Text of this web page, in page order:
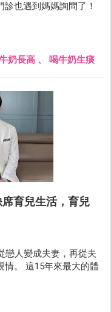
也遇到媽媽詢問了！
奶長高 、 喝牛奶生痰
育兒生活，育兒
戀人變成夫妻，再從夫
情。 這15年來最大的體